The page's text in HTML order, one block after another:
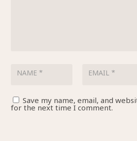
Save my name, email, and
for the next time I comment.